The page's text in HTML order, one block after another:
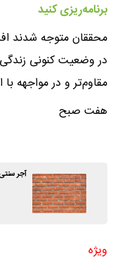
برنامه‌ریزی کنید
محققان متوجه شدند
در وضعیت کنونی زندگی
مقاوم‌تر و در مواجهه
هفت صبح
آجر سنتی حیدری 3
ویژه